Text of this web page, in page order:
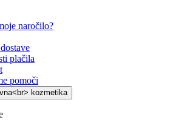
naročilo?
plačila
pomoči